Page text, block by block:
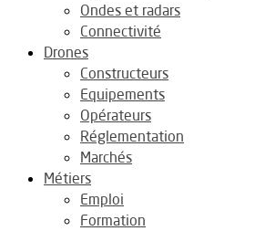
Ondes et radars
Connectivité
Drones
Constructeurs
Equipements
Opérateurs
Réglementation
Marchés
Métiers
Emploi
Formation